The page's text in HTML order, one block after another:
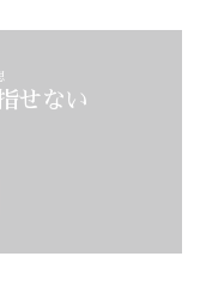
せない